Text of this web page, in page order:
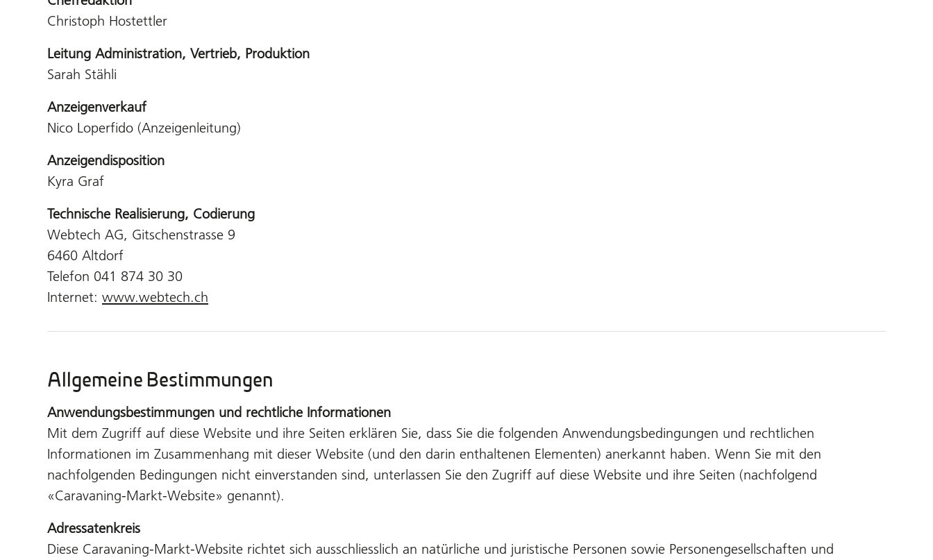
Christoph Hostettler
Leitung Administration, Vertrieb, Produktion
Sarah Stähli
Anzeigenverkauf
Nico Loperfido (Anzeigenleitung)
Anzeigendisposition
Kyra Graf
Technische Realisierung, Codierung
Webtech AG, Gitschenstrasse 9
6460 Altdorf
Telefon 041 874 30 30
Internet: www.webtech.ch
Allgemeine Bestimmungen
Anwendungsbestimmungen und rechtliche Informationen
Mit dem Zugriff auf diese Website und ihre Seiten erklären Sie, dass Sie die folgenden Anwendungsbedingungen und rechtlichen
Informationen im Zusammenhang mit dieser Website (und den darin enthaltenen Elementen) anerkannt haben. Wenn Sie mit den
nachfolgenden Bedingungen nicht einverstanden sind, unterlassen Sie den Zugriff auf diese Website und ihre Seiten (nachfolgend
«Caravaning-Markt-Website» genannt).
Adressatenkreis
Diese Caravaning-Markt-Website richtet sich ausschliesslich an natürliche und juristische Personen sowie Personengesellschaften und